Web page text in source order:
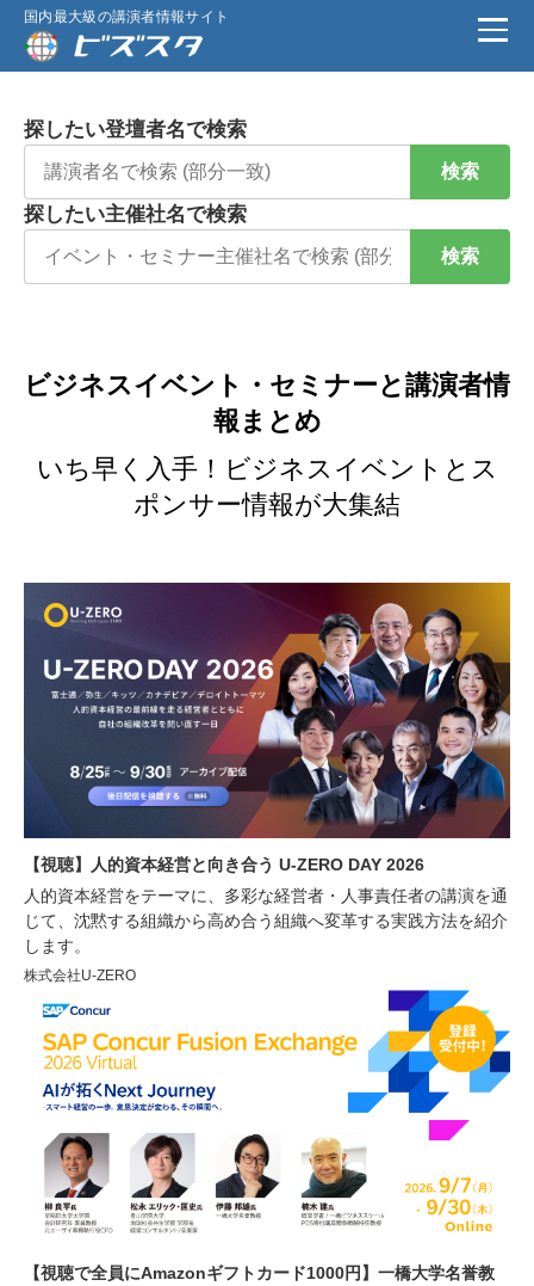
国内最大級の講演者情報サイト
探したい登壇者名で検索
検索
探したい主催社名で検索
検索
ビジネスイベント・セミナーと講演者情
報まとめ
いち早く入手！ビジネスイベントとス
ポンサー情報が大集結
【視聴】人的資本経営と向き合う U-ZERO DAY 2026
人的資本経営をテーマに、多彩な経営者・人事責任者の講演を通
じて、沈黙する組織から高め合う組織へ変革する実践方法を紹介
します。
株式会社U-ZERO
【視聴で全員にAmazonギフトカード1000円】一橋大学名誉教